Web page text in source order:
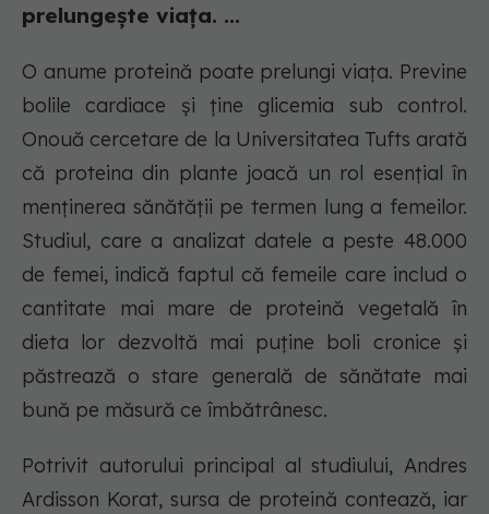
prelungește viața. ...
O anume proteină poate prelungi viața. Previne
bolile cardiace și ține glicemia sub control.
Onouă cercetare de la Universitatea Tufts arată
că proteina din plante joacă un rol esențial în
menținerea sănătății pe termen lung a femeilor.
Studiul, care a analizat datele a peste 48.000
de femei, indică faptul că femeile care includ o
cantitate mai mare de proteină vegetală în
dieta lor dezvoltă mai puține boli cronice și
păstrează o stare generală de sănătate mai
bună pe măsură ce îmbătrânesc.
Potrivit autorului principal al studiului, Andres
Ardisson Korat, sursa de proteină contează, iar